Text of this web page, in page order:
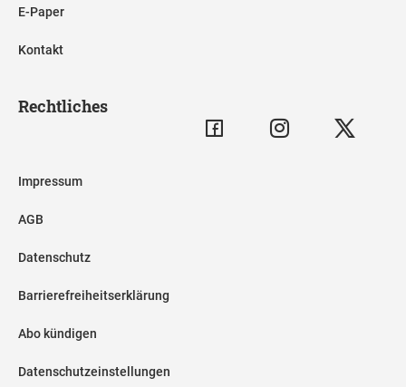
E-Paper
Kontakt
Rechtliches
Impressum
AGB
Datenschutz
Barrierefreiheitserklärung
Abo kündigen
Datenschutzeinstellungen